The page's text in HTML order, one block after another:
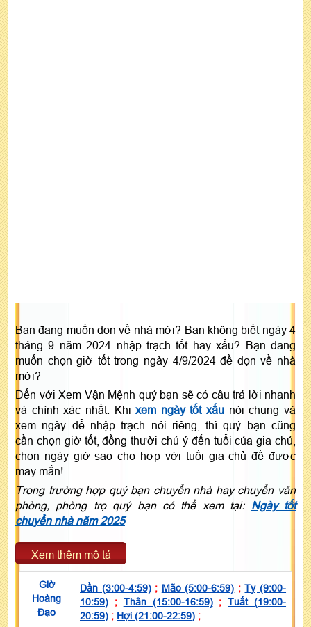
Bạn đang muốn dọn về nhà mới? Bạn không biết ngày 4
tháng 9 năm 2024 nhập trạch tốt hay xấu? Bạn đang
muốn chọn giờ tốt trong ngày 4/9/2024 đề dọn về nhà
mới?
Đến với Xem Vận Mệnh quý bạn sẽ có câu trả lời nhanh
và chính xác nhất. Khixem ngày tốt xấu nói chung và
xem ngày để nhập trạch nói riêng, thì quý bạn cũng
cần chọn giờ tốt, đồng thười chú ý đến tuổi của gia chủ,
chọn ngày giờ sao cho hợp với tuổi gia chủ để được
may mắn!
Trong trường hợp quý bạn chuyển nhà hay chuyển văn
phòng, phòng trọ quý bạn có thể xem tại: Ngày tốt
chuyển nhà năm 2025
Xem thêm mô tả
Giờ
Hoàng
Đạo
Dần (3:00-4:59); Mão (5:00-6:59) ;Tỵ (9:00-
10:59) ; Thân (15:00-16:59);Tuất (19:00-
20:59) ; Hợi (21:00-22:59) ;